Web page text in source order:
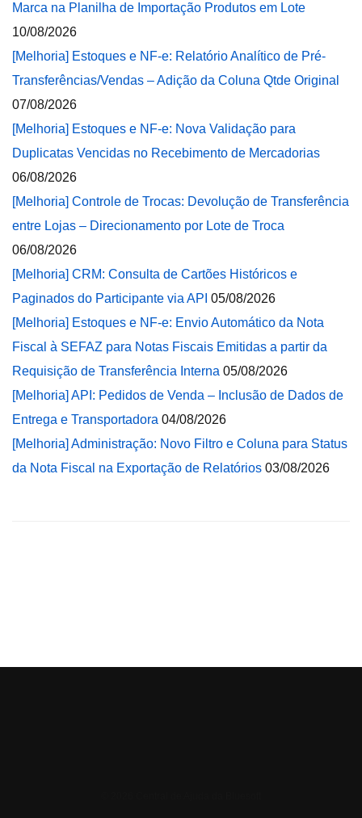
Marca na Planilha de Importação Produtos em Lote
10/08/2026
[Melhoria] Estoques e NF-e: Relatório Analítico de Pré-
Transferências/Vendas – Adição da Coluna Qtde Original
07/08/2026
[Melhoria] Estoques e NF-e: Nova Validação para
Duplicatas Vencidas no Recebimento de Mercadorias
06/08/2026
[Melhoria] Controle de Trocas: Devolução de Transferência
entre Lojas – Direcionamento por Lote de Troca
06/08/2026
[Melhoria] CRM: Consulta de Cartões Históricos e
Paginados do Participante via API 05/08/2026
[Melhoria] Estoques e NF-e: Envio Automático da Nota
Fiscal à SEFAZ para Notas Fiscais Emitidas a partir da
Requisição de Transferência Interna 05/08/2026
[Melhoria] API: Pedidos de Venda – Inclusão de Dados de
Entrega e Transportadora 04/08/2026
[Melhoria] Administração: Novo Filtro e Coluna para Status
da Nota Fiscal na Exportação de Relatórios 03/08/2026